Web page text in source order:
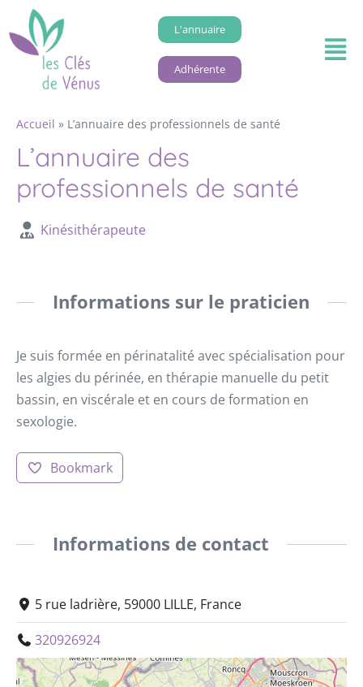
L'annuaire
Adhérente
Accueil » L’annuaire des professionnels de santé
L’annuaire des
professionnels de santé
Kinésithérapeute
Informations sur le praticien
Je suis formée en périnatalité avec spécialisation pour
les algies du périnée, en thérapie manuelle du petit
bassin, en viscérale et en cours de formation en
sexologie.
Bookmark
Informations de contact
5 rue ladrière, 59000 LILLE, France
320926924